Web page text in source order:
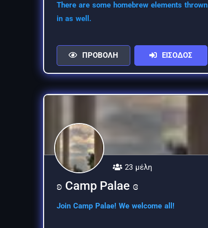
There are some homebrew elements thrown
in as well.
ΠΡΟΒΟΛΗ ΕΙΣΟΔΟΣ
23 μέλη
ʚ Camp Palae ɞ
Join Camp Palae! We welcome all!